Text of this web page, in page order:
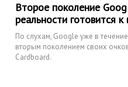
Второе поколение
реальности готовится
По слухам, Google уже в
вторым поколением своих
Cardboard.